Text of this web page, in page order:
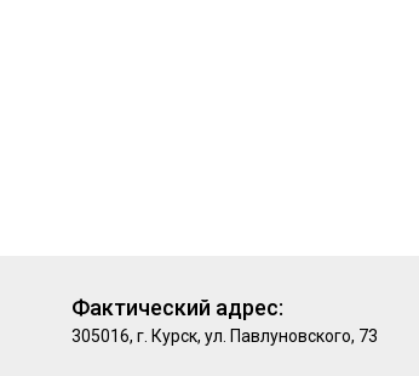
Фактический адрес:
305016, г. Курск, ул. Павлуновского, 73